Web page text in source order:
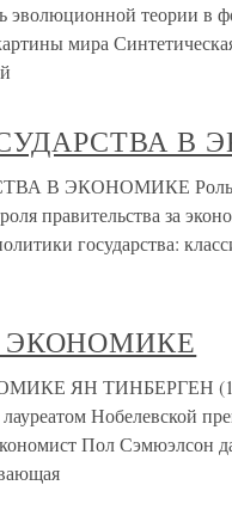
эволюционной теории в
мира
В
В ЭКОНОМИКЕ Роль
правительства за
государства:
ЯН ТИНБЕРГЕН
Нобелевской
Пол Сэмюэлсон